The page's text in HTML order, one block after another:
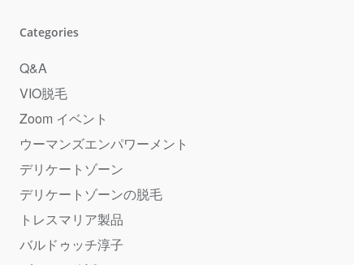
Categories
Q&A
VIO脱毛
Zoom イベント
ウーマンズエンパワーメント
デリケートゾーン
デリケートゾーンの脱毛
トレスマリア製品
バルドゥッチ淳子